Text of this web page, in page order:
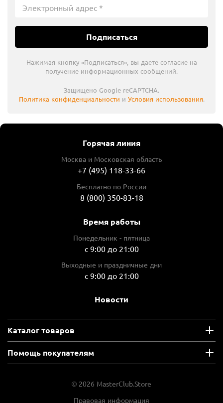
Подписаться
Нажимая кнопку «Подписаться», вы даете согласие на
получение информационных сообщений.
Защищено Google reCAPTCHA.
Политика конфиденциальности и Условия использования.
Горячая линия
Москва и Московская область
+7 (495) 118-33-66
Бесплатно по России
8 (800) 350-83-18
Время работы
Понедельник - пятница
с 9:00 до 21:00
Выходные и праздничные дни
с 9:00 до 21:00
Новости
Каталог товаров
Помощь покупателям
© 2026 MasterClub.Store
Правовая информация